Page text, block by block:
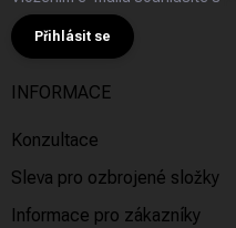
Přihlásit se
INFORMACE
Konzultace
Sleva pro ozbrojené složky
Informace pro zákazníky